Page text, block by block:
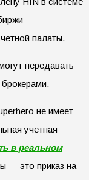
—
палаты.
передавать
не имеет
учетная
в реальном
— это приказ на